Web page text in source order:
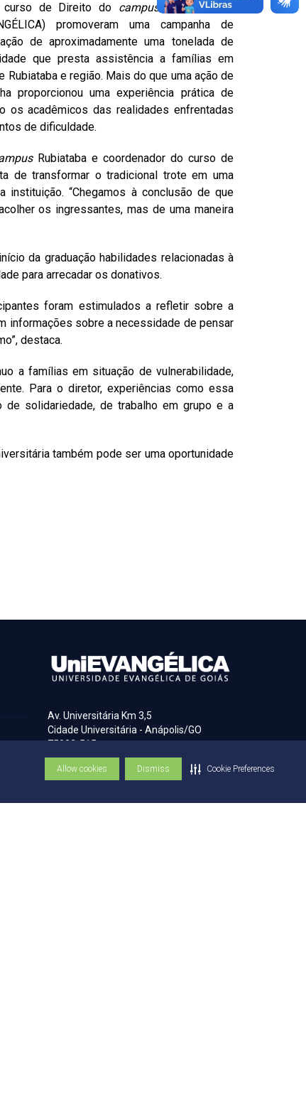
Allow cookies Dismiss Cookie Preferences
de Direito do campusRubiataba da
promoveram uma campanha de
de aproximadamente uma tonelada de
que presta assistência a famílias em
Rubiataba e região. Mais do que uma ação de
proporcionou uma experiência prática de
os acadêmicos das realidades enfrentadas
de dificuldade.
Rubiataba e coordenador do curso de
de transformar o tradicional trote em uma
“Chegamos à conclusão de que
os ingressantes, mas de uma maneira
da graduação habilidades relacionadas à
para arrecadar os donativos.
foram estimulados a refletir sobre a
informações sobre a necessidade de pensar
destaca.
a famílias em situação de vulnerabilidade,
Para o diretor, experiências como essa
de solidariedade, de trabalho em grupo e a
também pode ser uma oportunidade
Av. Universitária Km 3,5
Cidade Universitária - Anápolis/GO
75083-515
(62) 3310-6600